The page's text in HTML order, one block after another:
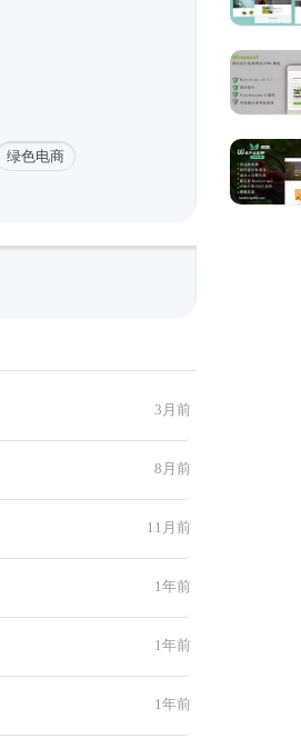
绿色电商
3月前
8月前
11月前
1年前
1年前
1年前